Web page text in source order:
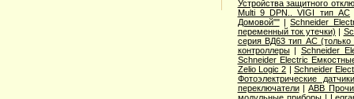
Устройства защитного
Multi 9 DPN.. VIGI тип AС
Домовой""|Schneider
переменный ток утечки) |
серия ВД63 тип АС (только
контроллеры| Schneider
Schneider Electric
Zelio Logic 2 | Schneider
Фотоэлектрические датчики
переключатели|ABB